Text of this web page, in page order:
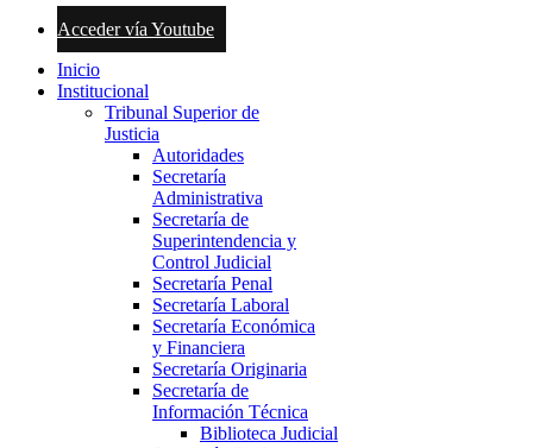
Acceder vía Youtube
Inicio
Institucional
Tribunal Superior de
Justicia
Autoridades
Secretaría
Administrativa
Secretaría de
Superintendencia y
Control Judicial
Secretaría Penal
Secretaría Laboral
Secretaría Económica
y Financiera
Secretaría Originaria
Secretaría de
Información Técnica
Biblioteca Judicial